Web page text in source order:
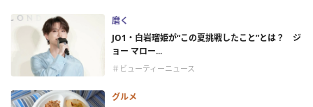
磨く
JO1・白岩瑠姫が“この夏挑戦したこと”とは？ ジ
ョー マロー...
＃ビューティーニュース
グルメ